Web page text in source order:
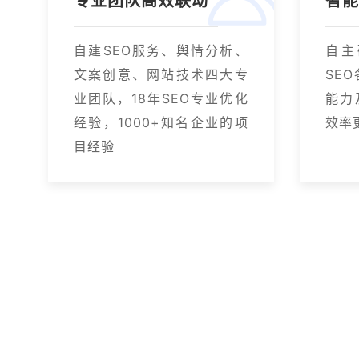
自建SEO服务、舆情分析、
文案创意、网站技术四大专
业团队，18年SEO专业优化
经验，1000+知名企业的项
目经验
自
能力
效率